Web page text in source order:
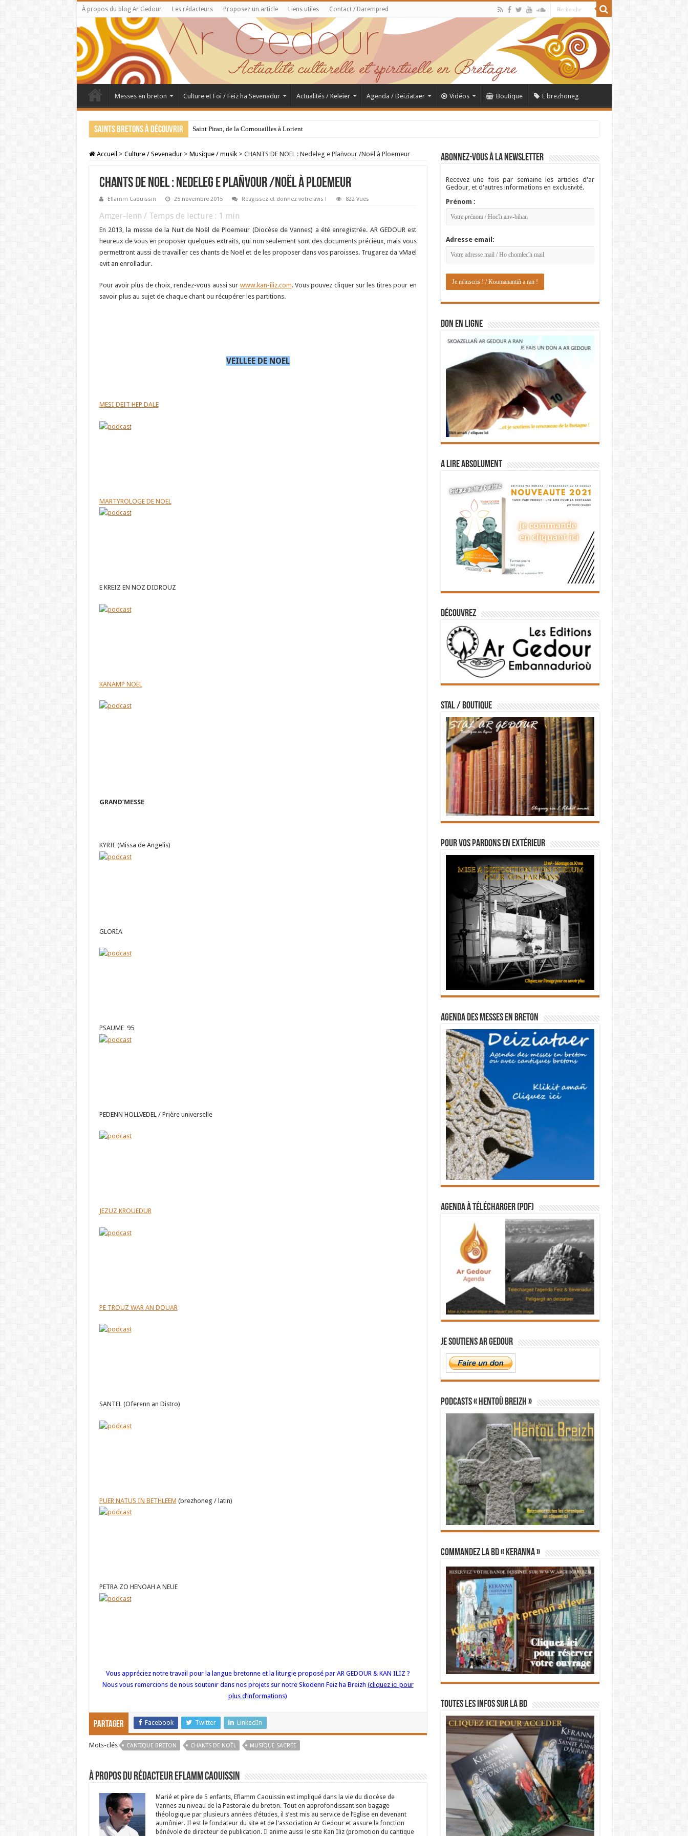
À propos du blog Ar Gedour Les rédacteurs Proposez un article Liens utiles Contact / Darempred
Messes en breton Culture et Foi / Feiz ha Sevenadur Actualités / Keleier Agenda / Deiziataer Vidéos Boutique E brezhoneg
Saints bretons à découvrir Saint Piran, de la Cornouailles à Lorient
28 juillet : Saint Samson de Dol, père de la Bretagne chrétienne
Accueil > Culture / Sevenadur > Musique / musik > CHANTS DE NOEL : Nedeleg e Plañvour /Noël à Ploemeur
CHANTS DE NOEL : Nedeleg e Plañvour /Noël à Ploemeur
Eflamm Caouissin 25 novembre 2015 Réagissez et donnez votre avis ! 822 Vues
Amzer-lenn / Temps de lecture : 1 min
En 2013, la messe de la Nuit de Noël de Ploemeur (Diocèse de Vannes) a été enregistrée. AR GEDOUR est
heureux de vous en proposer quelques extraits, qui non seulement sont des documents précieux, mais vous
permettront aussi de travailler ces chants de Noël et de les proposer dans vos paroisses. Trugarez da vMaël
evit an enrolladur.
Pour avoir plus de choix, rendez-vous aussi sur www.kan-iliz.com. Vous pouvez cliquer sur les titres pour en
savoir plus au sujet de chaque chant ou récupérer les partitions.
VEILLEE DE NOEL
MESI DEIT HEP DALE
MARTYROLOGE DE NOEL
E KREIZ EN NOZ DIDROUZ
KANAMP NOEL
GRAND’MESSE
KYRIE (Missa de Angelis)
GLORIA
PSAUME 95
PEDENN HOLLVEDEL / Prière universelle
JEZUZ KROUEDUR
PE TROUZ WAR AN DOUAR
SANTEL (Oferenn an Distro)
PUER NATUS IN BETHLEEM (brezhoneg / latin)
PETRA ZO HENOAH A NEUE
Vous appréciez notre travail pour la langue bretonne et la liturgie proposé par AR GEDOUR & KAN ILIZ ?
Nous vous remercions de nous soutenir dans nos projets sur notre Skodenn Feiz ha Breizh (cliquez ici pour
plus d’informations)
Partager Facebook Twitter LinkedIn
Mots-clés CANTIQUE BRETON CHANTS DE NOËL MUSIQUE SACRÉE
À propos du rédacteur Eflamm Caouissin
Marié et père de 5 enfants, Eflamm Caouissin est impliqué dans la vie du diocèse de
Vannes au niveau de la Pastorale du breton. Tout en approfondissant son bagage
théologique par plusieurs années d’études, il s’est mis au service de l’Eglise en devenant
aumônier. Il est le fondateur du site et de l'association Ar Gedour et assure la fonction
bénévole de directeur de publication. Il anime aussi le site Kan Iliz (promotion du cantique
Abonnez-vous à la newsletter
Recevez une fois par semaine les articles d'ar
Gedour, et d'autres informations en exclusivité.
Prénom :
Adresse email:
DON EN LIGNE
A lire absolument
Découvrez
STAL / BOUTIQUE
Pour vos pardons en extérieur
Agenda des messes en breton
Agenda à télécharger (PDF)
Je soutiens Ar Gedour
PODCASTS « Hentoù Breizh »
Commandez la BD « Keranna »
Toutes les infos sur la BD